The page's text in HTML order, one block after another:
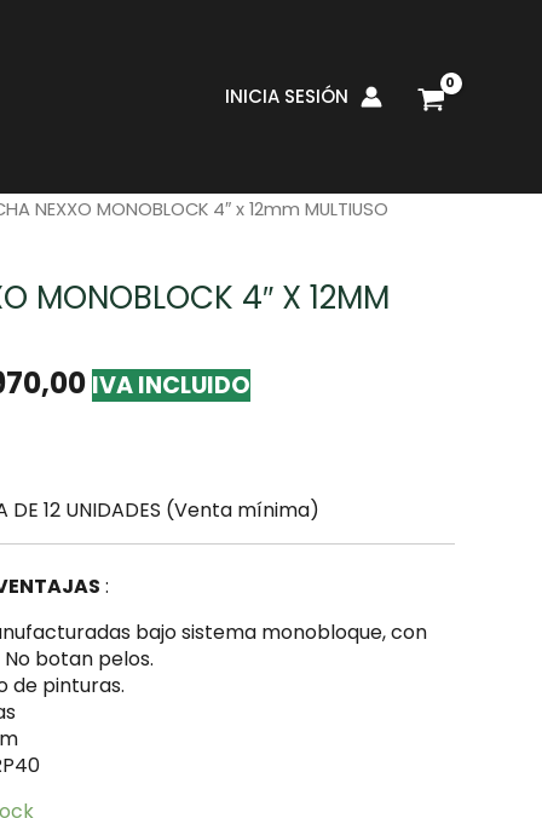
INICIA SESIÓN
NEXXO MONOBLOCK 4″ x 12mm MULTIUSO
MONOBLOCK 4″ X 12MM
IVA INCLUIDO
DE 12 UNIDADES (Venta mínima)
:
bajo sistema monobloque, con
botan pelos.
de pinturas.